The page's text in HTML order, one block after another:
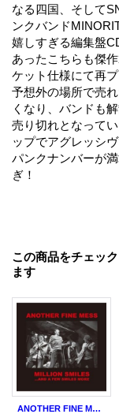
なる四国、そして
ンクバンド
嬉しすぎる編集盤
あったこちらも傑
ケット仕様にて再プ
予想外の場所で売
くなり、バンドも
売り切れとなって
ップでアグレッシ
パンクナンバーが
ぎ！
この商品をチェッ
ます
ANOTHER FINE MESS / Million smiles...and a few smiles more (2cd) Fixing a hole